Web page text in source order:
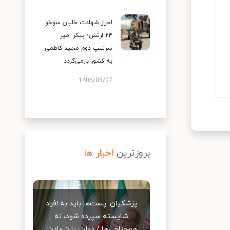
احراز شهادت خلبان سوخو
۲۴ ارتش؛ پیکر امیر
سرتیپ دوم مجید کاظمی
به کشور بازمی‌گردد
1405/05/07
بروزترین اخبار ها
پزشکیان: پست‌ها باید به افراد
شایسته سپرده شود، نه